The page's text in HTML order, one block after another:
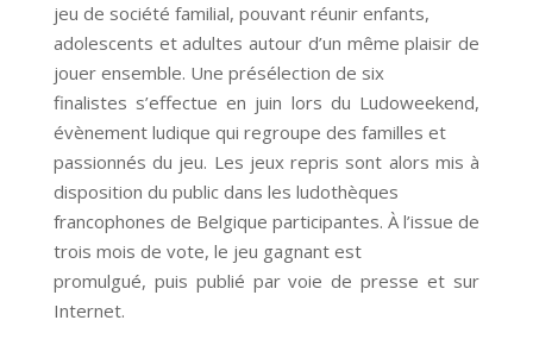
jeu de société familial, pouvant réunir enfants,
adolescents et adultes autour d’un même plaisir de
jouer ensemble. Une présélection de six
finalistes s’effectue en juin lors du Ludoweekend,
évènement ludique qui regroupe des familles et
passionnés du jeu. Les jeux repris sont alors mis à
disposition du public dans les ludothèques
francophones de Belgique participantes. À l’issue de
trois mois de vote, le jeu gagnant est
promulgué, puis publié par voie de presse et sur
Internet.